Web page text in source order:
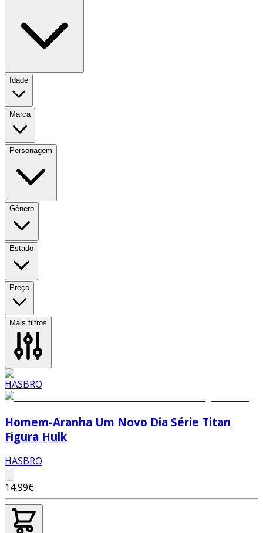
Idade
Marca
Personagem
Gênero
Estado
Preço
Mais filtros
Homem-Aranha Um Novo Dia Série Titan
Figura Hulk
HASBRO
14,99€